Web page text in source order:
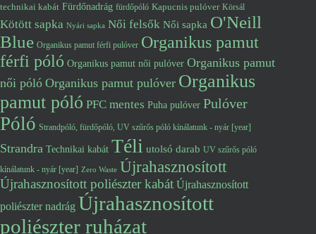
technikai kabát Fürdőnadrág fürdőpóló Kapucnis pulóver Körsál
Kötött sapka Nyári sapka Női felsők Női sapka O'Neill
Blue Organikus pamut férfi pulóver Organikus pamut
férfi póló Organikus pamut női pulóver Organikus pamut
női póló Organikus pamut pulóver Organikus
pamut póló PFC mentes Puha pulóver Pulóver
Póló Strandpóló, fürdőpóló, UV szűrős póló kínálatunk - nyár [year]
Strandra Technikai kabát Téli utolsó darab UV szűrős póló
kínálatunk - nyár [year] Zero Waste Újrahasznosított
Újrahasznosított poliészter kabát Újrahasznosított
poliészter nadrág Újrahasznosított
poliészter ruházat